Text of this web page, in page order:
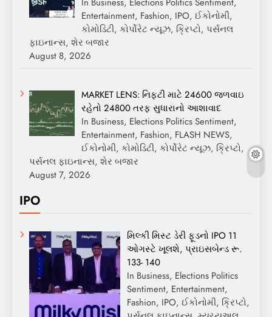
In Business, Elections Politics Sentiment,
Entertainment, Fashion, IPO, ઈકોનોમી,
કોમોડિટી, કોર્પોરેટ ન્યૂઝ, ક્રિપ્ટો, પર્સનલ
ફાઇનાન્સ, શેર બજાર
August 8, 2026
MARKET LENS: નિફ્ટી માટે 24600 જળવાઇ
રહેતો 24800 તરફ સુધારાનો આશાવાદ
In Business, Elections Politics Sentiment,
Entertainment, Fashion, FLASH NEWS,
ઈકોનોમી, કોમોડિટી, કોર્પોરેટ ન્યૂઝ, ક્રિપ્ટો,
પર્સનલ ફાઇનાન્સ, શેર બજાર
August 7, 2026
IPO
મિલ્કી મિસ્ટ ડેરી ફૂડનો IPO 11
ઓગસ્ટે ખૂલશે, પ્રાઇસબેન્ડ રૂ.
133- 140
In Business, Elections Politics
Sentiment, Entertainment,
Fashion, IPO, ઈકોનોમી, ક્રિપ્ટો,